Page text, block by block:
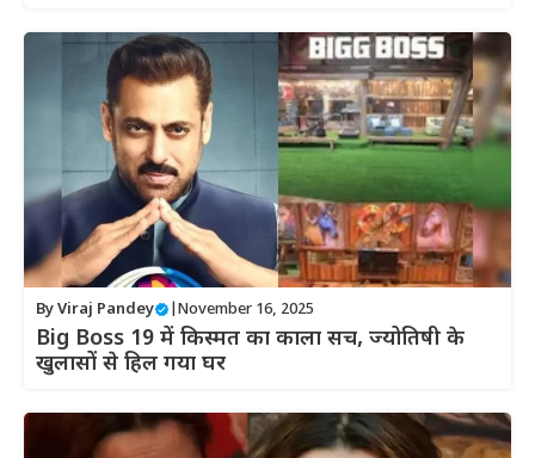
ByViraj Pandey November 16, 2025
Big Boss 19 में किस्मत का काला सच, ज्योतिषी के
खुलासों से हिल गया घर